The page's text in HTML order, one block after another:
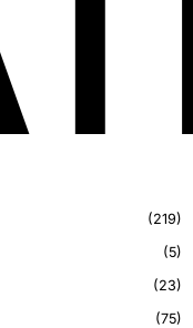
219
5
23
75